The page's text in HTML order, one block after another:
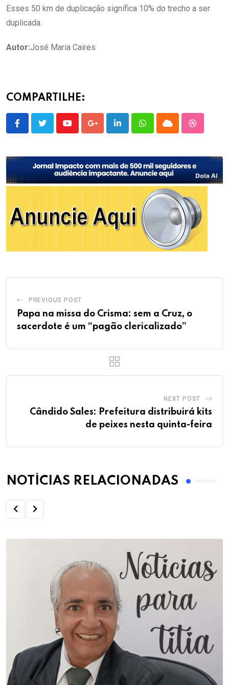
Esses 50 km de duplicação significa 10% do trecho a ser
duplicada.
Autor:José Maria Caires
COMPARTILHE:
YoutubeGoogle+LinkedInWhatsappCloud
PREVIOUS POST
Papa na missa do Crisma: sem a Cruz, o
sacerdote é um “pagão clericalizado”
NEXT POST
Cândido Sales: Prefeitura distribuirá kits
de peixes nesta quinta-feira
NOTÍCIAS RELACIONADAS